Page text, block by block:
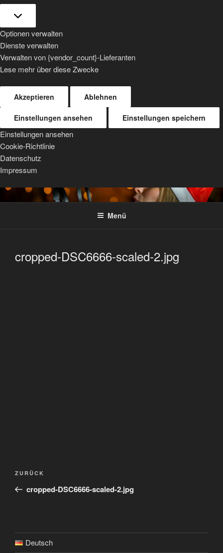
Optionen verwalten
Dienste verwalten
Verwalten von {vendor_count}-Lieferanten
Lese mehr über diese Zwecke
Akzeptieren Ablehnen
Einstellungen ansehen Einstellungen speichern
Einstellungen ansehen
Cookie-Richtlinie
Datenschutz
Impressum
Zum
InhaltTRIPOD MOUNTS
For Sigma, Sony, and Tamron lenses
Menü
cropped-DSC6666-scaled-2.jpg
Beitragsnavigation
Vorheriger
Beitrag
ZURÜCK
cropped-DSC6666-scaled-2.jpg
Deutsch